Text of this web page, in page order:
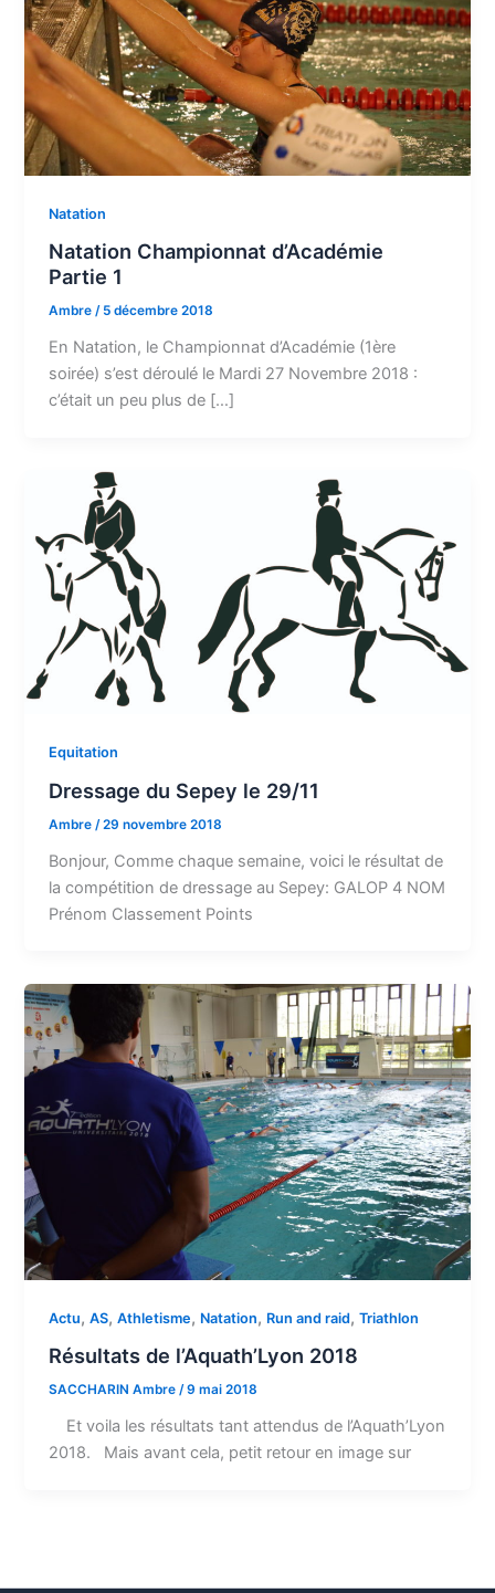
Natation
Natation Championnat d’Académie
Partie 1
Ambre/ 5 décembre 2018
En Natation, le Championnat d’Académie (1ère
soirée) s’est déroulé le Mardi 27 Novembre 2018 :
c’était un peu plus de […]
Equitation
Dressage du Sepey le 29/11
Ambre /29 novembre 2018
Bonjour, Comme chaque semaine, voici le résultat de
la compétition de dressage au Sepey: GALOP 4 NOM
Prénom Classement Points
Actu,AS,Athletisme, Natation, Run and raid,Triathlon
Résultats de l’Aquath’Lyon 2018
SACCHARIN Ambre/9 mai 2018
Et voila les résultats tant attendus de l’Aquath’Lyon
2018. Mais avant cela, petit retour en image sur